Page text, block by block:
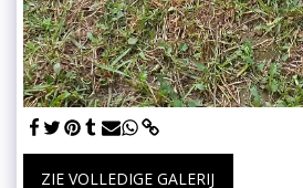
ZIE VOLLEDIGE GALERIJ